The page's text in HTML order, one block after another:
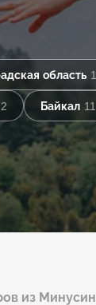
область
Байкал 11
из